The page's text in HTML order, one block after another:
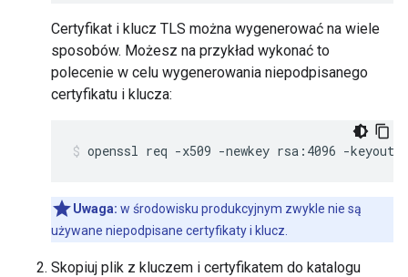
Certyfikat i klucz TLS można wygenerować na wiele
sposobów. Możesz na przykład wykonać to
polecenie w celu wygenerowania niepodpisanego
certyfikatu i klucza:
openssl req -x509 -newkey rsa:4096 -keyout
Uwaga: w środowisku produkcyjnym zwykle nie są
używane niepodpisane certyfikaty i klucz.
Skopiuj plik z kluczem i certyfikatem do katalogu